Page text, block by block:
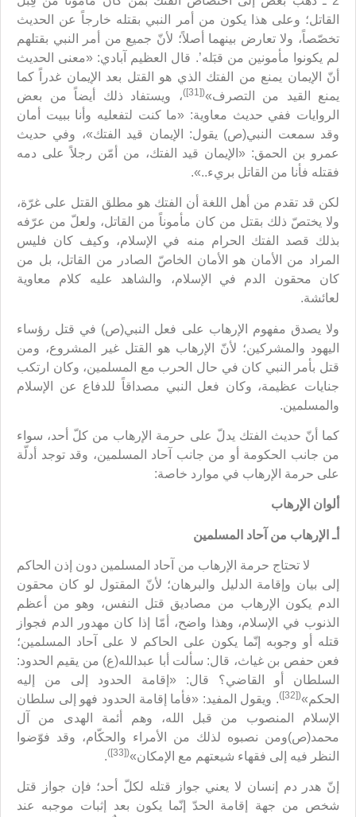
القاتل؛ وعلى هذا يكون من أمر النبي بقتله خارجاً عن الحديث
تخصّصاً، ولا تعارض بينهما أصلاً؛ لأنّ جميع من أمر النبي بقتلهم
لم يكونوا مأمونين من قبَله’. قال العظيم آبادي: «معنى الحديث
أنّ الإيمان يمنع من الفتك الذي هو القتل بعد الإيمان غدراً كما
يمنع القيد من التصرف»([31])
، ويستفاد ذلك أيضاً من بعض
الروايات ففي حديث معاوية: «ما كنت لتفعليه وأنا ببيت أمان
وقد سمعت النبي(ص) يقول: الإيمان قيد الفتك»، وفي حديث
عمرو بن الحمق: «الإيمان قيد الفتك، من أمّن رجلاً على دمه
فقتله فأنا من القاتل بريء..».
لكن قد تقدم من أهل اللغة أن الفتك هو مطلق القتل على غرّة،
ولا يختصّ ذلك بقتل من كان مأموناً من القاتل، ولعلّ من عرّفه
بذلك قصد الفتك الحرام منه في الإسلام، وكيف كان فليس
المراد من الأمان هو الأمان الخاصّ الصادر من القاتل، بل من
كان محقون الدم في الإسلام، والشاهد عليه كلام معاوية
لعائشة.
ولا يصدق مفهوم الإرهاب على فعل النبي(ص) في قتل رؤساء
اليهود والمشركين؛ لأنّ الإرهاب هو القتل غير المشروع، ومن
قتل بأمر النبي كان في حال الحرب مع المسلمين، وكان ارتكب
جنايات عظيمة، وكان فعل النبي مصداقاً للدفاع عن الإسلام
والمسلمين.
كما أنّ حديث الفتك يدلّ على حرمة الإرهاب من كلّ أحد، سواء
من جانب الحكومة أو من جانب آحاد المسلمين، وقد توجد أدلّة
على حرمة الإرهاب في موارد خاصة:
ألوان الإرهاب
أـ الإرهاب من آحاد المسلمين
لا تحتاج حرمة الإرهاب من آحاد المسلمين دون إذن الحاكم
إلى بيان وإقامة الدليل والبرهان؛ لأنّ المقتول لو كان محقون
الدم يكون الإرهاب من مصاديق قتل النفس، وهو من أعظم
الذنوب في الإسلام، وهذا واضح، أمّا إذا كان مهدور الدم فجواز
قتله أو وجوبه إنّما يكون على الحاكم لا على آحاد المسلمين؛
فعن حفص بن غياث، قال: سألت أبا عبدالله(ع) من يقيم الحدود:
السلطان أو القاضي؟ قال: «إقامة الحدود إلى من إليه
الحكم»([32])
. ويقول المفيد: «فأما إقامة الحدود فهو إلى سلطان
الإسلام المنصوب من قبل الله، وهم أئمة الهدى من آل
محمد(ص)ومن نصبوه لذلك من الأمراء والحكّام، وقد فوّضوا
النظر فيه إلى فقهاء شيعتهم مع الإمكان»([33])
.
إنّ هدر دم إنسان لا يعني جواز قتله لكلّ أحد؛ فإن جواز قتل
شخص من جهة إقامة الحدّ إنّما يكون بعد إثبات موجبه عند